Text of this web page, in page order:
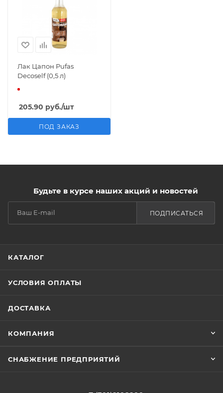
Лак Цапон Pufas
Decoself (0,5 л)
205.90 руб./шт
ПОД ЗАКАЗ
Будьте в курсе наших акций и новостей
ПОДПИСАТЬСЯ
КАТАЛОГ
УСЛОВИЯ ОПЛАТЫ
ДОСТАВКА
КОМПАНИЯ
СНАБЖЕНИЕ ПРЕДПРИЯТИЙ